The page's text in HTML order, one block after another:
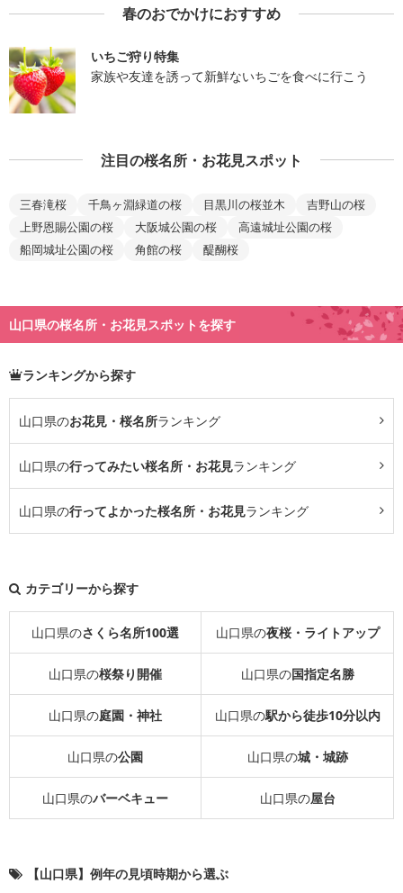
春のおでかけにおすすめ
いちご狩り特集
家族や友達を誘って新鮮ないちごを食べに行こう
注目の桜名所・お花見スポット
三春滝桜 千鳥ヶ淵緑道の桜 目黒川の桜並木
吉野山の桜
上野恩賜公園の桜
大阪城公園の桜
高遠城址公園の桜
船岡城址公園の桜
角館の桜 醍醐桜
山口県の桜名所・お花見スポットを探す
ランキングから探す
山口県のお花見・桜名所ランキング
山口県の行ってみたい桜名所・お花見ランキング
山口県の行ってよかった桜名所・お花見ランキング
カテゴリーから探す
山口県のさくら名所100選 山口県の夜桜・ライトアップ
山口県の桜祭り開催 山口県の国指定名勝
山口県の庭園・神社 山口県の駅から徒歩10分以内
山口県の公園 山口県の城・城跡
山口県のバーベキュー 山口県の屋台
【山口県】例年の見頃時期から選ぶ